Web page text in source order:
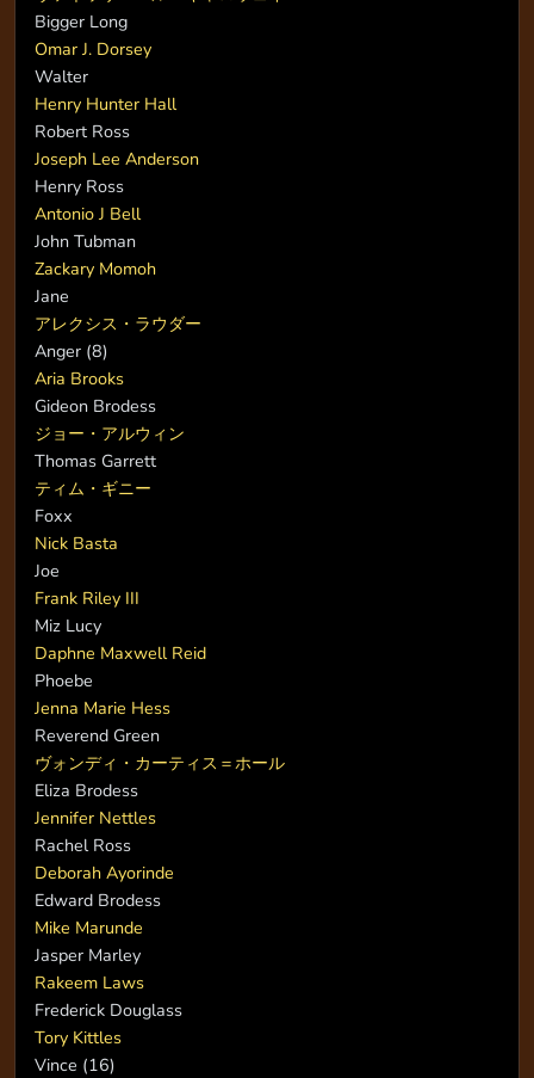
Bigger Long
Omar J. Dorsey
Walter
Henry Hunter Hall
Robert Ross
Joseph Lee Anderson
Henry Ross
Antonio J Bell
John Tubman
Zackary Momoh
Jane
アレクシス・ラウダー
Anger (8)
Aria Brooks
Gideon Brodess
ジョー・アルウィン
Thomas Garrett
ティム・ギニー
Foxx
Nick Basta
Joe
Frank Riley III
Miz Lucy
Daphne Maxwell Reid
Phoebe
Jenna Marie Hess
Reverend Green
ヴォンディ・カーティス＝ホール
Eliza Brodess
Jennifer Nettles
Rachel Ross
Deborah Ayorinde
Edward Brodess
Mike Marunde
Jasper Marley
Rakeem Laws
Frederick Douglass
Tory Kittles
Vince (16)